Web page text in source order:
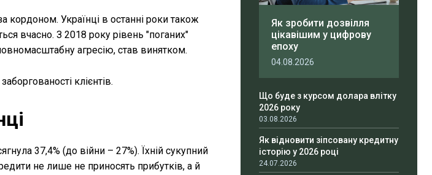
Українці в останні роки також
вчасно. З 2018 року рівень "поганих"
агресію, став винятком.
клієнтів.
37,4% (до війни – 27%). Їхній сукупний
не лише не приносять прибутків, а й
Як зробити дозвілля
цікавішим у цифрову
епоху
04.08.2026
Що буде з курсом долара влітку
2026 року
03.08.2026
Як відновити зіпсовану кредитну
історію у 2026 році
24.07.2026